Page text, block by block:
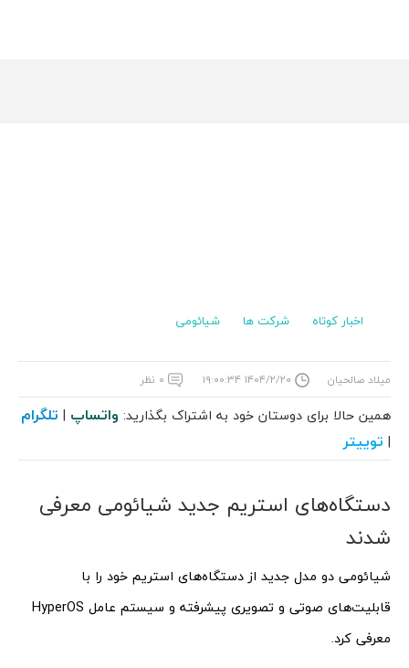
اخبار کوتاه شرکت ها شیائومی
میلاد صالحیان ۱۴۰۴/۲/۲۰ ۱۹:۰۰:۳۴ ۰ نظر
همین حالا برای دوستان خود به اشتراک بگذارید: واتساپ | تلگرام
| توییتر
دستگاه‌های استریم جدید شیائومی معرفی
شدند
شیائومی دو مدل جدید از دستگاه‌های استریم خود را با
قابلیت‌های صوتی و تصویری پیشرفته و سیستم عامل HyperOS
معرفی کرد.